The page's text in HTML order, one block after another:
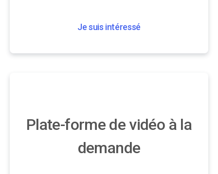
Je suis intéressé
Plate-forme de vidéo à la
demande